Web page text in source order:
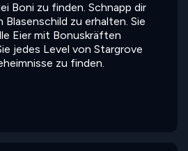
Boni zu finden. Schnapp dir
Blasenschild zu erhalten. Sie
Eier mit Bonuskräften
jedes Level von Stargrove
zu finden.